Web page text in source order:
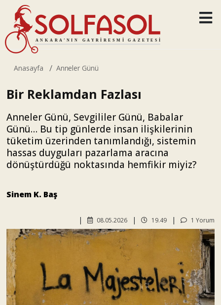
Anasayfa Anneler Günü
Bir Reklamdan Fazlası
Anneler Günü, Sevgililer Günü, Babalar
Günü… Bu tip günlerde insan ilişkilerinin
tüketim üzerinden tanımlandığı, sistemin
hassas duyguları pazarlama aracına
dönüştürdüğü noktasında hemfikir miyiz?
Sinem K. Baş
1 Yorum
19.49
08.05.2026